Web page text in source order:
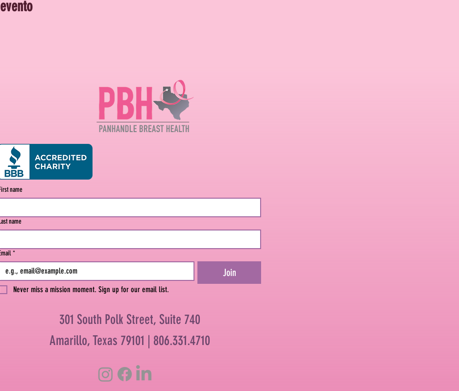
name
name
*
Join
Never miss a mission moment. Sign up for our email list.
301 South Polk Street, Suite 740
Amarillo, Texas 79101 | 806.331.4710